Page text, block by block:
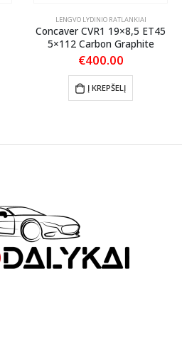
LENGVO LYDINIO RATLANKIAI
Concaver CVR1 19×8,5 ET45
5×112 Carbon Graphite
€400.00
Į KREPŠELĮ